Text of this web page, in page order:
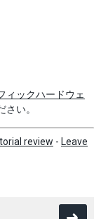
ィックハードウェ
さい。
review - Leave